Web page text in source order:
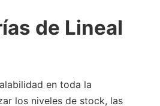
de Lineal
en toda la
los niveles de stock, las